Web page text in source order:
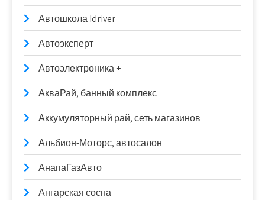
Автошкола Idriver
Автоэксперт
Автоэлектроника +
АкваРай, банный комплекс
Аккумуляторный рай, сеть магазинов
Альбион-Моторс, автосалон
АнапаГазАвто
Ангарская сосна